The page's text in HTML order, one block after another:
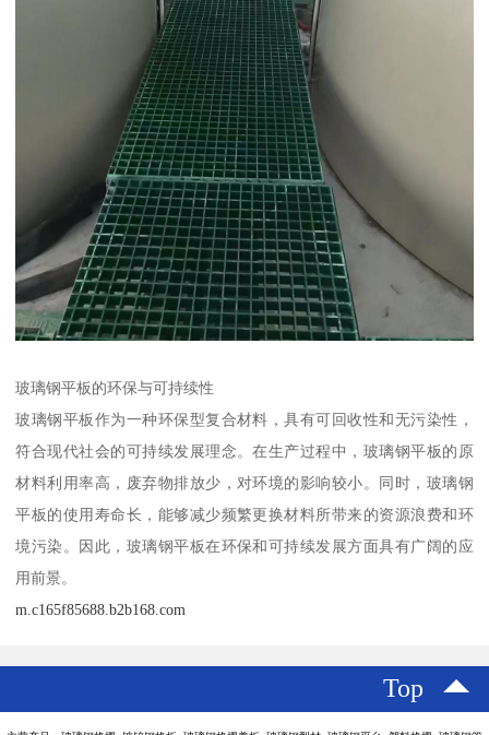
玻璃钢平板的环保与可持续性
玻璃钢平板作为一种环保型复合材料，具有可回收性和无污染性，
符合现代社会的可持续发展理念。在生产过程中，玻璃钢平板的原
材料利用率高，废弃物排放少，对环境的影响较小。同时，玻璃钢
平板的使用寿命长，能够减少频繁更换材料所带来的资源浪费和环
境污染。因此，玻璃钢平板在环保和可持续发展方面具有广阔的应
用前景。
m.c165f85688.b2b168.com
Top